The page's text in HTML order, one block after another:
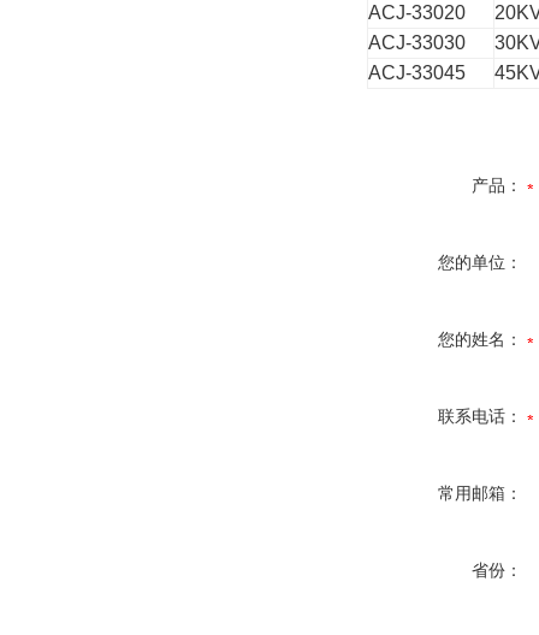
ACJ-33020
ACJ-33030
ACJ-33045
产品：
您的单位：
您的姓名：
联系电话：
常用邮箱：
省份：